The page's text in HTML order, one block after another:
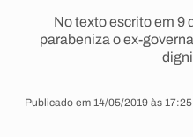
No texto escrito em 9
parabeniza o ex-
Publicado em 14/05/2019 às